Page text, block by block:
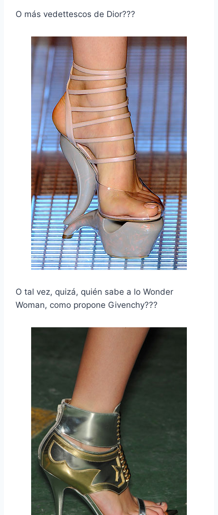
O más vedettescos de Dior???
O tal vez, quizá, quién sabe a lo Wonder
Woman, como propone Givenchy???